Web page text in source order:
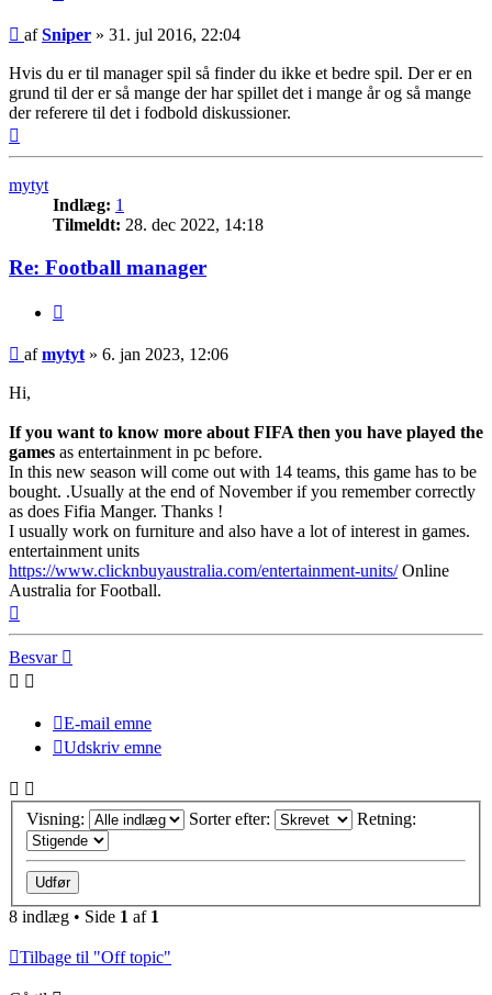
Indlæg
afSniper » 31. jul 2016, 22:04
Hvis du er til manager spil så finder du ikke et bedre spil. Der er en
grund til der er så mange der har spillet det i mange år og så mange
der referere til det i fodbold diskussioner.
mytyt
Indlæg: 1
Tilmeldt: 28. dec 2022, 14:18
Re: Football manager
Indlæg
afmytyt » 6. jan 2023, 12:06
Hi,
If you want to know more about FIFA then you have played the
games as entertainment in pc before.
In this new season will come out with 14 teams, this game has to be
bought. .Usually at the end of November if you remember correctly
as does Fifia Manger. Thanks !
I usually work on furniture and also have a lot of interest in games.
entertainment units
https://www.clicknbuyaustralia.com/entertainment-units/Online
Australia for Football.
Besvar
E-mail emne
Udskriv emne
Visning: Sorter efter: Retning:
8 indlæg • Side 1 af 1
Tilbage til "Off topic"